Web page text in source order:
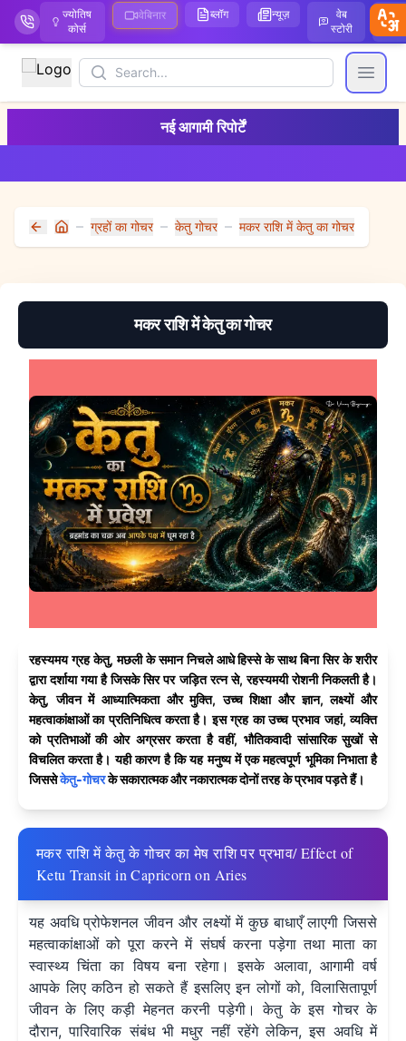
ज्योतिष
कोर्स
वेबिनार ब्लॉग न्यूज़
वेब
स्टोरी
Search
Open
नई आगामी रिपोर्टें
Home ग्रहों का गोचर केतु गोचर मकर राशि में केतु का गोचर
मकर राशि में केतु का गोचर
रहस्यमय ग्रह केतु, मछली के समान निचले आधे हिस्से के साथ बिना सिर के शरीर
द्वारा दर्शाया गया है जिसके सिर पर जड़ित रत्न से, रहस्यमयी रोशनी निकलती है।
केतु, जीवन में आध्यात्मिकता और मुक्ति, उच्च शिक्षा और ज्ञान, लक्ष्यों और
महत्वाकांक्षाओं का प्रतिनिधित्व करता है। इस ग्रह का उच्च प्रभाव जहां, व्यक्ति
को प्रतिभाओं की ओर अग्रसर करता है वहीं, भौतिकवादी सांसारिक सुखों से
विचलित करता है। यही कारण है कि यह मनुष्य में एक महत्वपूर्ण भूमिका निभाता है
जिससेकेतु-गोचरके सकारात्मक और नकारात्मक दोनों तरह के प्रभाव पड़ते हैं।
मकर राशि में केतु के गोचर का मेष राशि पर प्रभाव/ Effect of
Ketu Transit in Capricorn on Aries
यह अवधि प्रोफेशनल जीवन और लक्ष्यों में कुछ बाधाएँ लाएगी जिससे
महत्वाकांक्षाओं को पूरा करने में संघर्ष करना पड़ेगा तथा माता का
स्वास्थ्य चिंता का विषय बना रहेगा। इसके अलावा, आगामी वर्ष
आपके लिए कठिन हो सकते हैं इसलिए इन लोगों को, विलासितापूर्ण
जीवन के लिए कड़ी मेहनत करनी पड़ेगी। केतु के इस गोचर के
दौरान, पारिवारिक संबंध भी मधुर नहीं रहेंगे लेकिन, इस अवधि में